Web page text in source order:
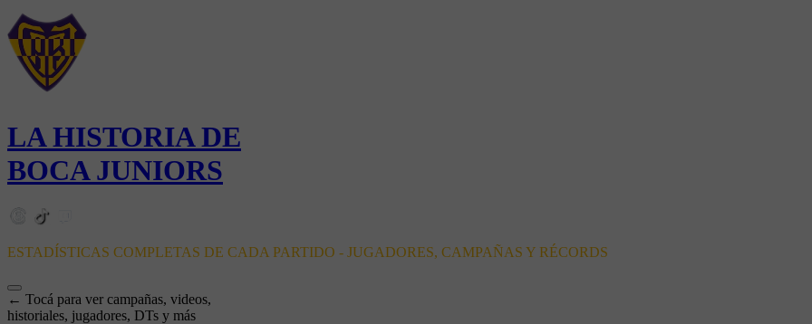
LA HISTORIA DE
BOCA JUNIORS
ESTADÍSTICAS COMPLETAS DE CADA PARTIDO - JUGADORES, CAMPAÑAS Y RÉCORDS
← Tocá para ver campañas, videos,
historiales, jugadores, DTs y más